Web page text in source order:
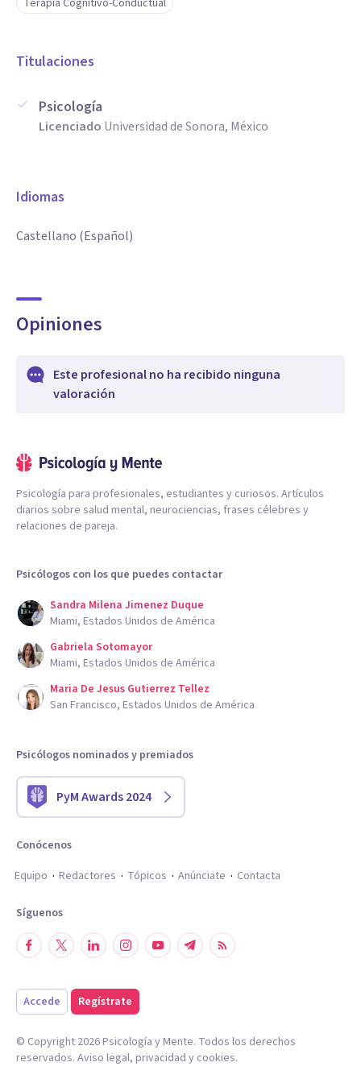
Además, su experiencia abarca el trabajo con diversos
adultos, promoviendo su crecimiento personal y resiliencia.
Terapia Cognitivo-Conductual
Titulaciones
Psicología
Licenciado Universidad de Sonora, México
Idiomas
Castellano (Español)
Opiniones
Este profesional no ha recibido ninguna
valoración
Psicología para profesionales, estudiantes y curiosos. Artículos
diarios sobre salud mental, neurociencias, frases célebres y
relaciones de pareja.
Psicólogos con los que puedes contactar
Sandra Milena Jimenez Duque
Miami, Estados Unidos de América
Gabriela Sotomayor
Miami, Estados Unidos de América
Maria De Jesus Gutierrez Tellez
San Francisco, Estados Unidos de América
Psicólogos nominados y premiados
PyM Awards 2024
Conócenos
Equipo
Redactores Tópicos Anúnciate Contacta
Síguenos
Accede Regístrate
© Copyright 2026Psicología y Mente. Todos los derechos
reservados. Aviso legal, privacidad y cookies.